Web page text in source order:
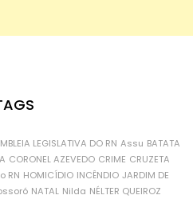
LEGISLATIVA DO RN Assu BATATA
CORONEL AZEVEDO CRIME CRUZETA
RN HOMICÍDIO INCÊNDIO JARDIM DE
NATAL Nilda NÉLTER QUEIROZ